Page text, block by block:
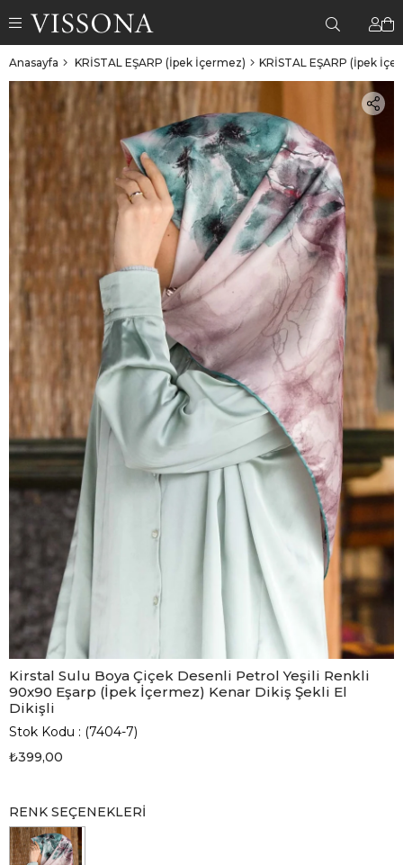
Anasayfa KRİSTAL EŞARP (İpek İçermez) KRİSTAL EŞARP (İpek
Kirstal Sulu Boya Çiçek Desenli Petrol Yeşili Renkli
90x90 Eşarp (İpek İçermez) Kenar Dikiş Şekli El
Dikişli
Stok Kodu
(7404-7)
₺399,00
RENK SEÇENEKLERI